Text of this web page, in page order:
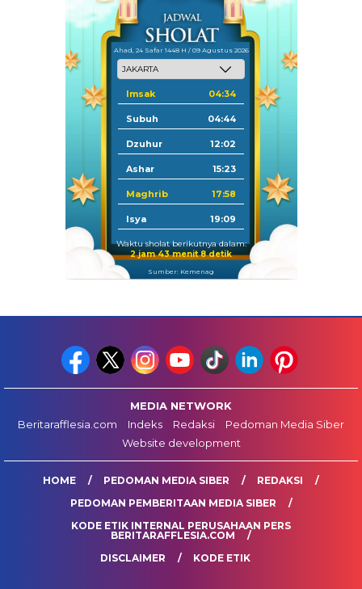
Ahad, 24 Safar 1448 H / 09 Agustus 2026
Imsak 04:34
Subuh 04:44
Dzuhur 12:02
Ashar 15:23
Maghrib 17:58
Isya 19:09
Waktu sholat berikutnya dalam:
2 jam 43 menit 7 detik
Sumber: Kemenag
MEDIA NETWORK
Beritarafflesia.com
Indeks Redaksi
Pedoman Media Siber
Website development
HOME PEDOMAN MEDIA SIBER
REDAKSI
PEDOMAN PEMBERITAAN MEDIA SIBER
KODE ETIK INTERNAL PERUSAHAAN PERS
BERITARAFFLESIA.COM
DISCLAIMER
KODE ETIK